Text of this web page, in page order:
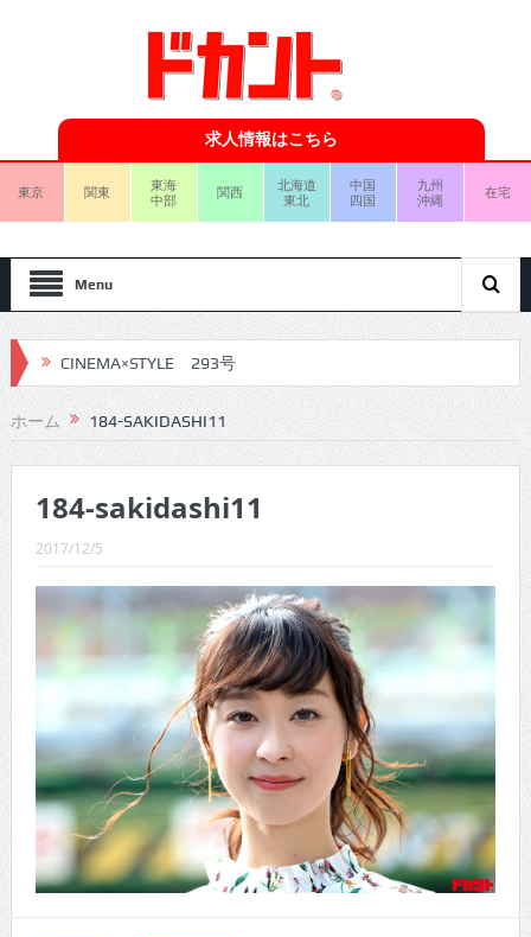
求人情報はこちら
東京 関東
東海
中部
関西
北海道
東北
中国
四国
九州
沖縄
在宅
Menu
CINEMA×STYLE 293号
CINEMA×STYLE 292号
CINEMA×STYLE 291号
CINEMA×STYLE 290号
CINEMA×STYLE 289号
CINEMA×STYLE 288号
CINEMA×STYLE 287号
CINEMA×STYLE 286号
CINEMA×STYLE 285号
CINEMA×STYLE 294号
ホーム 184-SAKIDASHI11
184-sakidashi11
2017/12/5